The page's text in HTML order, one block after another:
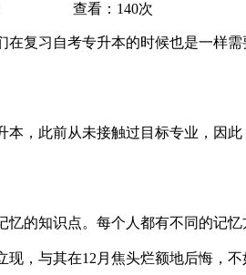
25 查看：140次
复习自考专升本的时候也是一样
，此前从未接触过目标专业，因
的知识点。每个人都有不同的记
，与其在12月焦头烂额地后悔，